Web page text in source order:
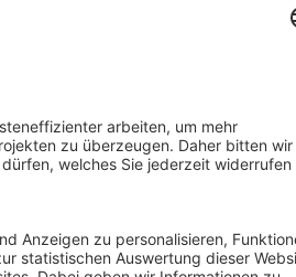
wie die von
Brombeere, Heckenrose oder
die Stängel in lange Stücke
oder nur eine Art. Wie das ganz
Insekten, lockt sie an und bringt